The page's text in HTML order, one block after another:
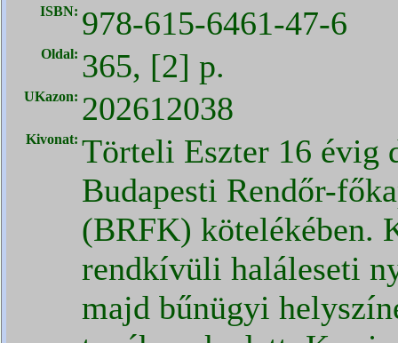
ISBN: 978-615-6461-47-6
Oldal: 365, [2] p.
UKazon: 202612038
Kivonat: Törteli Eszter 16 évig
Budapesti Rendőr-
(BRFK) kötelékében.
rendkívüli haláleseti
majd bűnügyi